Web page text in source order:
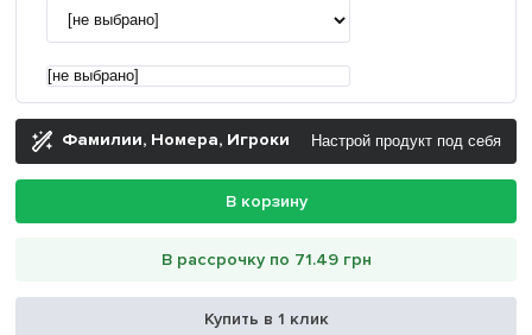
[не выбрано]
Фамилии, Номера, Игроки Настрой продукт под себя
В корзину
В рассрочку по 71.49 грн
Купить в 1 клик